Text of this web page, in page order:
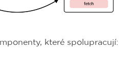
které spolupracují: